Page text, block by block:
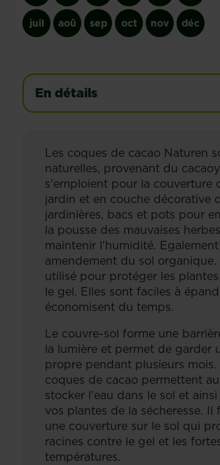
juil aoû sep oct nov déc
En détails
Les coques de cacao Naturen
naturelles, provenant du
s'emploient pour la couverture
jardin et en couche décorative
jardinières, bacs et pots pour
la pousse des mauvaises
maintenir l'humidité.
amendement du sol organique.
utilisé pour protéger les
le gel. Elles sont faciles à
économisent du temps.
Le couvre-sol forme une
la lumière et permet de garder
propre pendant plusieurs mois.
coques de cacao permettent
stocker l'eau dans le sol et
vos plantes de la sécheresse. Il
une couverture sur le sol qui
racines contre le gel et les
températures.